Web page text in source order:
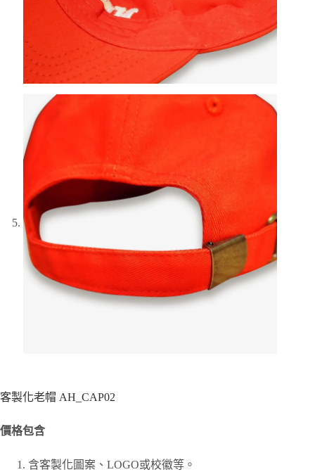
客製化老帽 AH_CAP02
價格包含
含客製化圖案、 LOGO或校徽等。